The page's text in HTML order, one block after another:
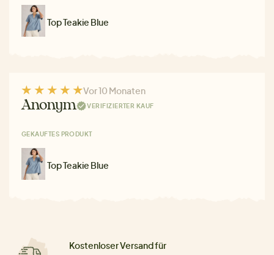
Top Teakie Blue
Vor 10 Monaten
Anonym VERIFIZIERTER KAUF
GEKAUFTES PRODUKT
Top Teakie Blue
Kostenloser Versand für